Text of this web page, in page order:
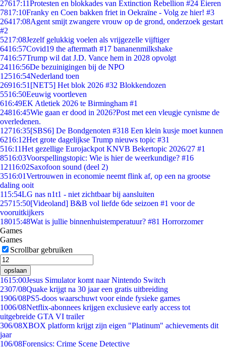
27617:11Protesten en blokkades van Extinction Rebellion #24 Eieren
7817:10Franky en Coen bakken friet in Oekraïne - Volg ze hier! #3
26417:08Agent smijt zwangere vrouw op de grond, onderzoek gestart
#2
5217:08Jezelf gelukkig voelen als vrijgezelle vijftiger
6416:57Covid19 the aftermath #17 bananenmilkshake
7416:57Trump wil dat J.D. Vance hem in 2028 opvolgt
24116:56De bezuinigingen bij de NPO
12516:54Nederland toen
26916:51 [NET5] Het blok 2026 #32 Blokkendozen
5516:50Eeuwig voortleven
616:49EK Atletiek 2026 te Birmingham #1
24816:45Wie gaan er dood in 2026?Post met een vleugje cynisme de
overledenen.
12716:35[SBS6] De Bondgenoten #318 Een klein kusje moet kunnen
6216:12Het grote dagelijkse Trump nieuws topic #31
516:11Het gezellige Eurojackpot KNVB Bekertopic 2026/27 #1
8516:03Voorspellingstopic: Wie is hier de weerkundige? #16
12116:02Saxofoon sound (deel 2)
3516:01Vertrouwen in economie neemt flink af, op een na grootse
daling ooit
115:54LG nas n1t1 - niet zichtbaar bij aansluiten
25715:50[Videoland] B&B vol liefde 6de seizoen #1 voor de
vooruitkijkers
18015:48Wat is jullie binnenhuistemperatuur? #81 Horrorzomer
Games
Games
Scrollbar gebruiken
opslaan
1615:00Jesus Simulator komt naar Nintendo Switch
2307/08Quake krijgt na 30 jaar een gratis uitbreiding
1906/08PS5-doos waarschuwt voor einde fysieke games
1006/08Netflix-abonnees krijgen exclusieve early access tot
uitgebreide GTA VI trailer
306/08XBOX platform krijgt zijn eigen "Platinum" achievements dit
jaar
106/08Forensics: Crime Scene Detective